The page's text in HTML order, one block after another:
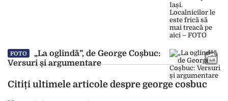
FOTO
„La oglindă”, de George Coșbuc:
Versuri și argumentare
Citiți ultimele articole despre george cosbuc